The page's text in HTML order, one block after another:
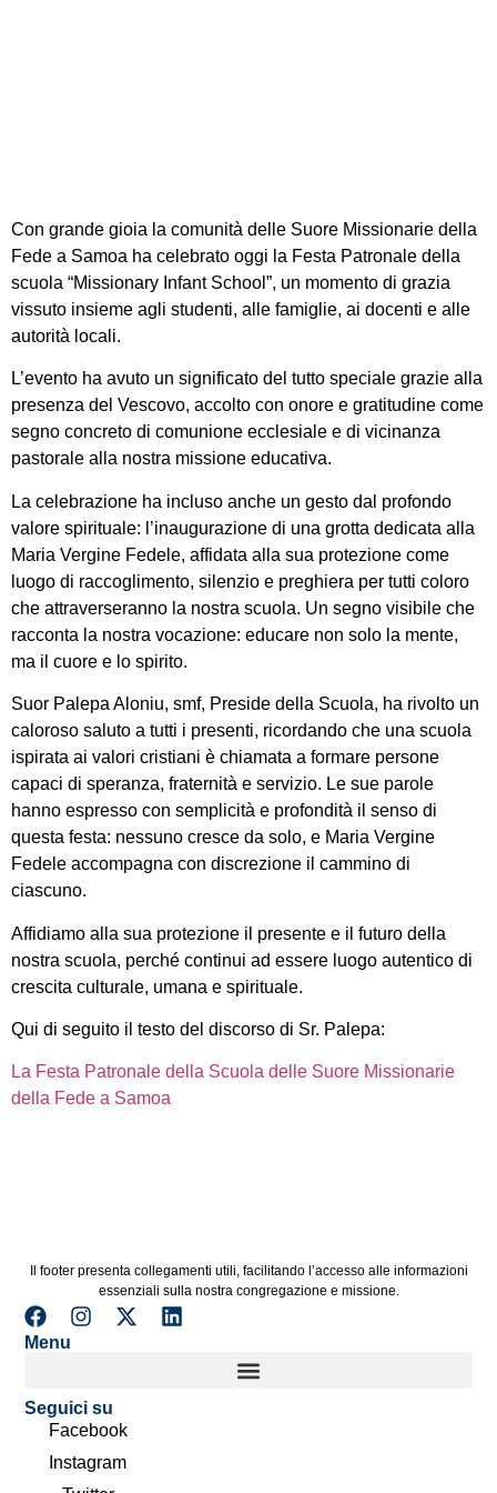
Con grande gioia la comunità delle Suore Missionarie della
Fede a Samoa ha celebrato oggi la Festa Patronale della
scuola “Missionary Infant School”, un momento di grazia
vissuto insieme agli studenti, alle famiglie, ai docenti e alle
autorità locali.
L’evento ha avuto un significato del tutto speciale grazie alla
presenza del Vescovo, accolto con onore e gratitudine come
segno concreto di comunione ecclesiale e di vicinanza
pastorale alla nostra missione educativa.
La celebrazione ha incluso anche un gesto dal profondo
valore spirituale: l’inaugurazione di una grotta dedicata alla
Maria Vergine Fedele, affidata alla sua protezione come
luogo di raccoglimento, silenzio e preghiera per tutti coloro
che attraverseranno la nostra scuola. Un segno visibile che
racconta la nostra vocazione: educare non solo la mente,
ma il cuore e lo spirito.
Suor Palepa Aloniu, smf, Preside della Scuola, ha rivolto un
caloroso saluto a tutti i presenti, ricordando che una scuola
ispirata ai valori cristiani è chiamata a formare persone
capaci di speranza, fraternità e servizio. Le sue parole
hanno espresso con semplicità e profondità il senso di
questa festa: nessuno cresce da solo, e Maria Vergine
Fedele accompagna con discrezione il cammino di
ciascuno.
Affidiamo alla sua protezione il presente e il futuro della
nostra scuola, perché continui ad essere luogo autentico di
crescita culturale, umana e spirituale.
Qui di seguito il testo del discorso di Sr. Palepa:
La Festa Patronale della Scuola delle Suore Missionarie
della Fede a Samoa
Il footer presenta collegamenti utili, facilitando l’accesso alle informazioni
essenziali sulla nostra congregazione e missione.
Menu
Seguici su
Facebook
Instagram